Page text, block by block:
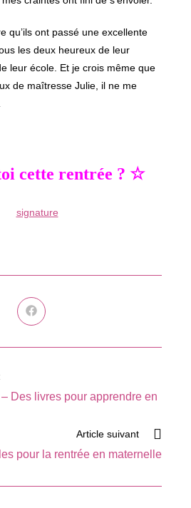
qu’ils ont passé une excellente
les deux heureux de leur
leur école. Et je crois même que
de maîtresse Julie, il ne me
cette rentrée ? ☆
Ouvrir
dans
autre
– Des livres pour apprendre en
Article suivant
pour la rentrée en maternelle